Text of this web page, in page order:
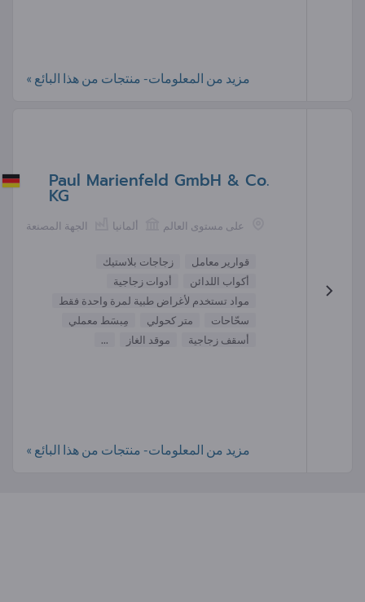
مزيد من المعلومات- منتجات من هذا البائع »
Paul Marienfeld GmbH & Co.
KG
الجهة المصنعة ألمانيا على مستوى العالم
قوارير معامل
زجاجات بلاستيك
أكواب اللدائن
أدوات زجاجية
مواد تستخدم لأغراض طبية لمرة واحدة فقط
سحّاحات
متر كحولي
مِبسَط معملي
أسقف زجاجية
موقد الغاز ...
مزيد من المعلومات- منتجات من هذا البائع »